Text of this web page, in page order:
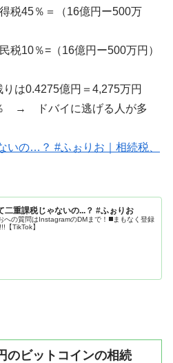
税45％＝（16億円ー500万
税10％=（16億円ー500万円）
りは0.4275億円＝4,275万円
％ → ドバイに逃げる人が多
いの…？ #ふぉりお｜相続税、
二重課税じゃないの...？ #ふぉりお
への質問はInstagramのDMまで！◼️まもなく登録
【TikTok】
のビットコインの相続